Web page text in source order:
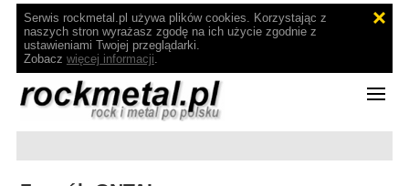
Serwis rockmetal.pl używa plików cookies. Korzystając z
naszych stron wyrażasz zgodę na ich użycie zgodnie z
ustawieniami Twojej przeglądarki.
Zobacz więcej informacji.